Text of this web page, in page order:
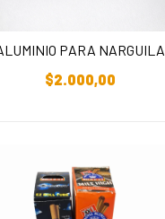
PARA NARGUILA
$2.000,00